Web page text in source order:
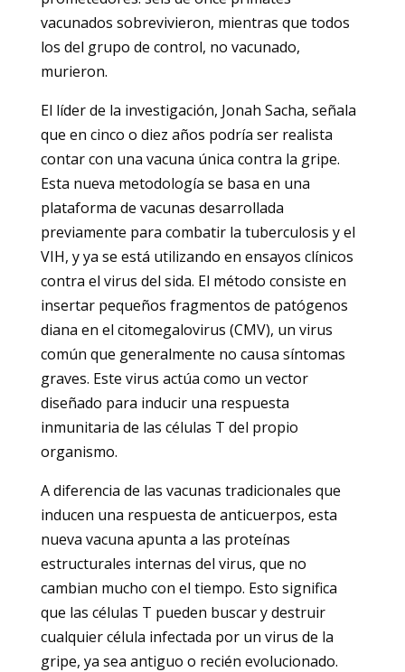
vacunados sobrevivieron, mientras que todos
los del grupo de control, no vacunado,
murieron.
El líder de la investigación, Jonah Sacha, señala
que en cinco o diez años podría ser realista
contar con una vacuna única contra la gripe.
Esta nueva metodología se basa en una
plataforma de vacunas desarrollada
previamente para combatir la tuberculosis y el
VIH, y ya se está utilizando en ensayos clínicos
contra el virus del sida. El método consiste en
insertar pequeños fragmentos de patógenos
diana en el citomegalovirus (CMV), un virus
común que generalmente no causa síntomas
graves. Este virus actúa como un vector
diseñado para inducir una respuesta
inmunitaria de las células T del propio
organismo.
A diferencia de las vacunas tradicionales que
inducen una respuesta de anticuerpos, esta
nueva vacuna apunta a las proteínas
estructurales internas del virus, que no
cambian mucho con el tiempo. Esto significa
que las células T pueden buscar y destruir
cualquier célula infectada por un virus de la
gripe, ya sea antiguo o recién evolucionado.